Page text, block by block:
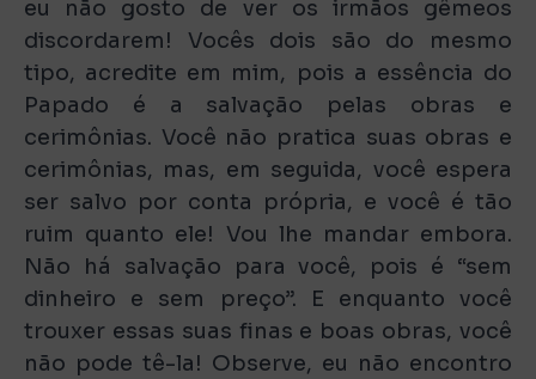
eu não gosto de ver os irmãos gêmeos
discordarem! Vocês dois são do mesmo
tipo, acredite em mim, pois a essência do
Papado é a salvação pelas obras e
cerimônias. Você não pratica suas obras e
cerimônias, mas, em seguida, você espera
ser salvo por conta própria, e você é tão
ruim quanto ele! Vou lhe mandar embora.
Não há salvação para você, pois é “sem
dinheiro e sem preço”. E enquanto você
trouxer essas suas finas e boas obras, você
não pode tê-la! Observe, eu não encontro